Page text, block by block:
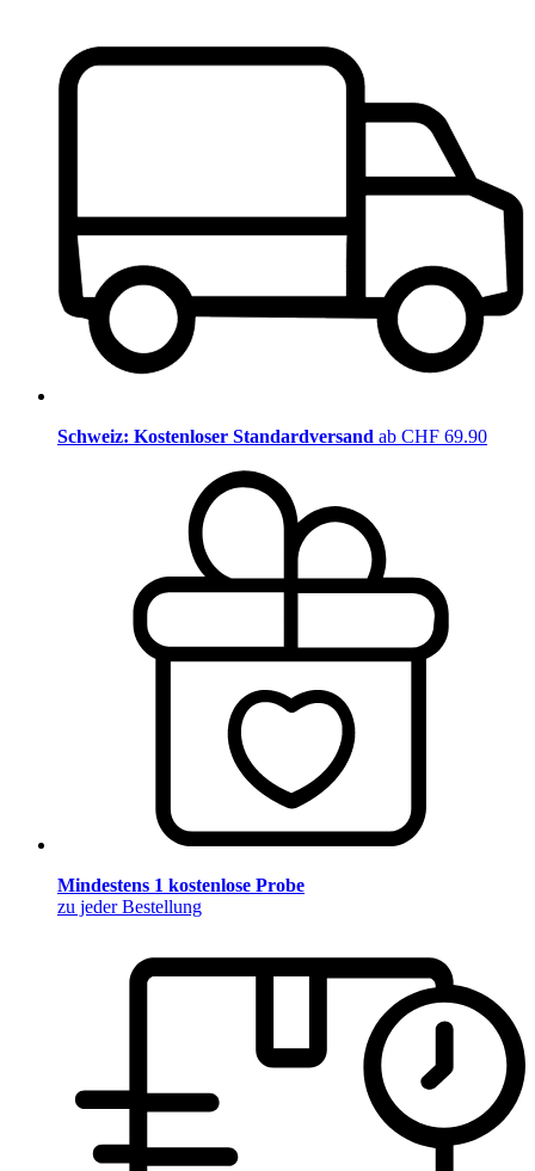
Schweiz: Kostenloser Standardversand ab CHF 69.90
Mindestens 1 kostenlose Probe
zu jeder Bestellung